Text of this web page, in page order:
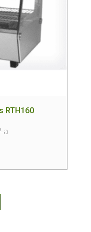
RTH160